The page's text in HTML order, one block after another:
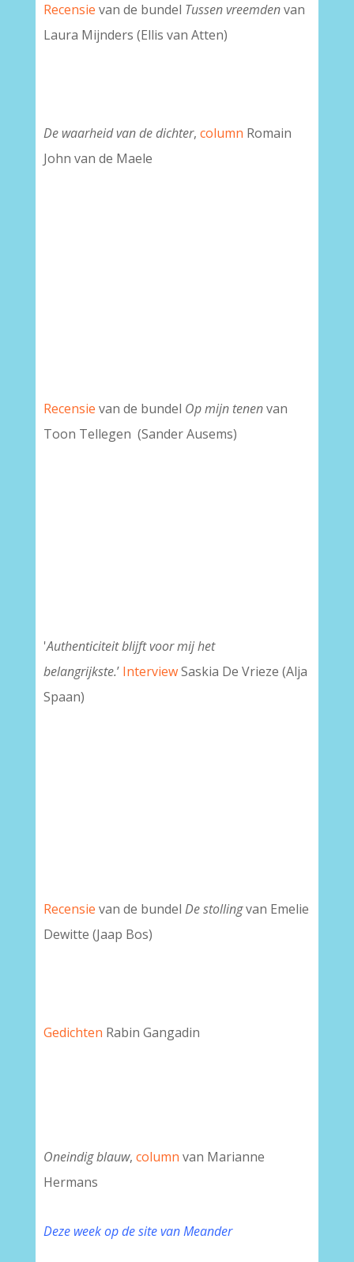
Recensie van de bundel Tussen vreemdenvan
Laura Mijnders (Ellis van Atten)
De waarheid van de dichter, column Romain
John van de Maele
Recensie van de bundel Op mijn tenenvan
Toon Tellegen (Sander Ausems)
'Authenticiteit blijft voor mij het
belangrijkste.’ InterviewSaskia De Vrieze (Alja
Spaan)
Recensie van de bundel De stollingvan Emelie
Dewitte (Jaap Bos)
Gedichten Rabin Gangadin
Oneindig blauw, column van Marianne
Hermans
Deze week op de site van Meander